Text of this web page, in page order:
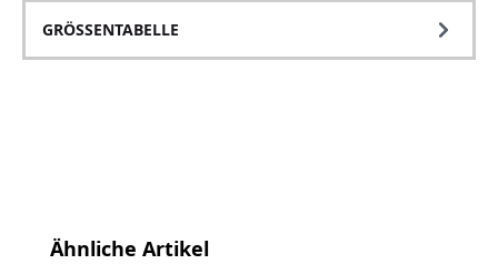
GRÖSSENTABELLE
Produktgalerie überspringen
Ähnliche Artikel